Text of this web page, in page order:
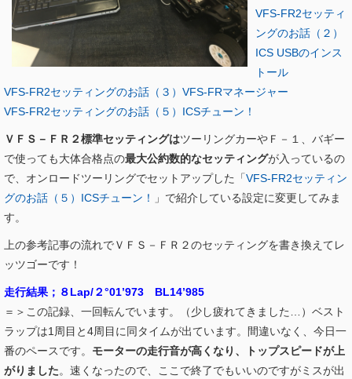
VFS-FR2セッティ
ングのお話（２）
ICS USBのインス
トール
VFS-FR2セッティングのお話（３）VFS-FRマネージャー
VFS-FR2セッティングのお話（５）ICSチューン！
ＶＦＳ－ＦＲ２標準セッティングはツーリングカーやＦ－１、バギー
で使っても大体合格点の最大公約数的なセッティングが入っているの
で、オンロードツーリングでセットアップした「VFS-FR2セッティン
グのお話（５）ICSチューン！
」で紹介している設定に変更してみま
す。
上の参考記事の流れでＶＦＳ－ＦＲ２のセッティングを書き換えてレ
ッツゴーです！
走行結果；８Lap/２°01’973 BL14’985
＝＞この記録、一回転んでいます。（少し疲れてきました…）ベスト
ラップは1周目と4周目に同タイムが出ています。間違いなく、今日一
番のペースです。 モーターの走行音が高くなり、トップスピードが上
がりました。速くなったので、ここで終了でもいいのですがミスが出